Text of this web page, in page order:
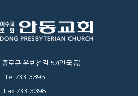
로구 윤보선길 57(안국동)
Tel:733-3395
Fax:733-3398